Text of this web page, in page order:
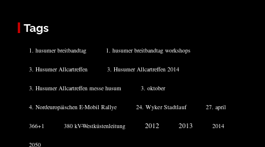
Tags
1. husumer breitbandtag 1. husumer breitbandtag workshops
3. Husumer Allcartreffen 3. Husumer Allcartreffen 2014
3. Husumer Allcartreffen messe husum 3. oktober
4. Nordeuropäischen E-Mobil Rallye 24. Wyker Stadtlauf 27. april
366+1 380 kV-Westküstenleitung 2012 2013 2014
2050